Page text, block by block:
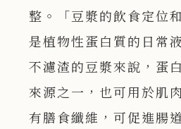
整。「豆漿的飲食定位
是植物性蛋白質的日常
不濾渣的豆漿來說，蛋
來源之一，也可用於肌
有膳食纖維，可促進腸